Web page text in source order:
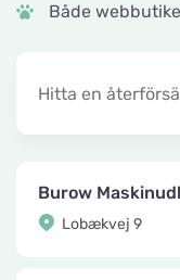
Både
Burow
Lobækvej 9